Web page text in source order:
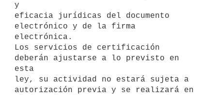
y
eficacia jurídicas del documento
electrónico y de la firma
electrónica.
Los servicios de certificación
deberán ajustarse a lo previsto en
esta
ley, su actividad no estará sujeta a
autorización previa y se realizará en